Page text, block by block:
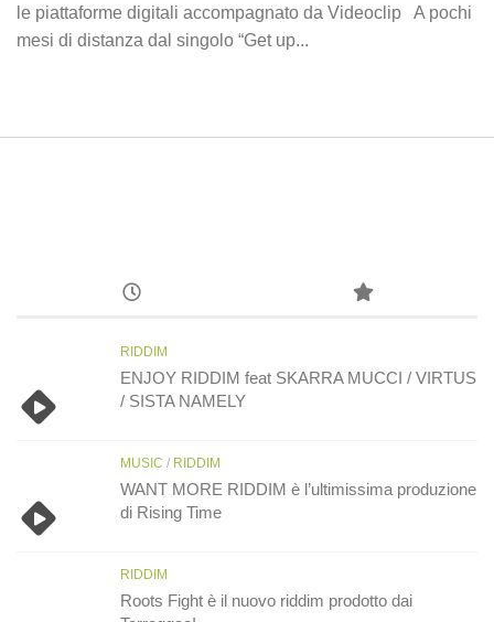
le piattaforme digitali accompagnato da Videoclip A pochi
mesi di distanza dal singolo “Get up...
RIDDIM
ENJOY RIDDIM feat SKARRA MUCCI / VIRTUS
/ SISTA NAMELY
MUSIC / RIDDIM
WANT MORE RIDDIM è l’ultimissima produzione
di Rising Time
RIDDIM
Roots Fight è il nuovo riddim prodotto dai